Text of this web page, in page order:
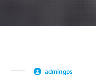
admingps